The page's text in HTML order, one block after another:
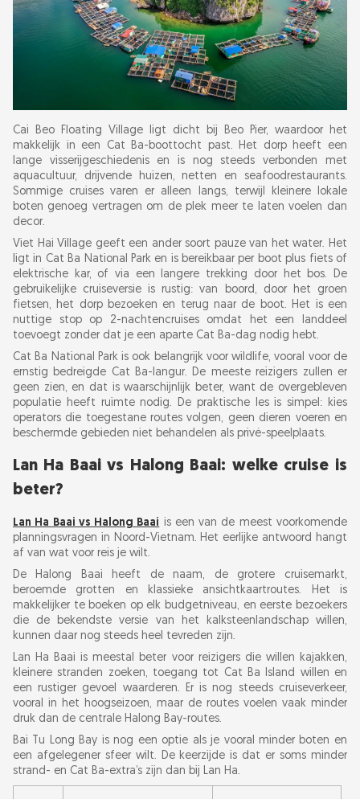
Cai Beo Floating Village ligt dicht bij Beo Pier, waardoor het
makkelijk in een Cat Ba-boottocht past. Het dorp heeft een
lange visserijgeschiedenis en is nog steeds verbonden met
aquacultuur, drijvende huizen, netten en seafoodrestaurants.
Sommige cruises varen er alleen langs, terwijl kleinere lokale
boten genoeg vertragen om de plek meer te laten voelen dan
decor.
Viet Hai Village geeft een ander soort pauze van het water. Het
ligt in Cat Ba National Park en is bereikbaar per boot plus fiets of
elektrische kar, of via een langere trekking door het bos. De
gebruikelijke cruiseversie is rustig: van boord, door het groen
fietsen, het dorp bezoeken en terug naar de boot. Het is een
nuttige stop op 2-nachtencruises omdat het een landdeel
toevoegt zonder dat je een aparte Cat Ba-dag nodig hebt.
Cat Ba National Park is ook belangrijk voor wildlife, vooral voor de
ernstig bedreigde Cat Ba-langur. De meeste reizigers zullen er
geen zien, en dat is waarschijnlijk beter, want de overgebleven
populatie heeft ruimte nodig. De praktische les is simpel: kies
operators die toegestane routes volgen, geen dieren voeren en
beschermde gebieden niet behandelen als privé-speelplaats.
Lan Ha Baai vs Halong Baai: welke cruise is
beter?
Lan Ha Baai vs Halong Baai is een van de meest voorkomende
planningsvragen in Noord-Vietnam. Het eerlijke antwoord hangt
af van wat voor reis je wilt.
De Halong Baai heeft de naam, de grotere cruisemarkt,
beroemde grotten en klassieke ansichtkaartroutes. Het is
makkelijker te boeken op elk budgetniveau, en eerste bezoekers
die de bekendste versie van het kalksteenlandschap willen,
kunnen daar nog steeds heel tevreden zijn.
Lan Ha Baai is meestal beter voor reizigers die willen kajakken,
kleinere stranden zoeken, toegang tot Cat Ba Island willen en
een rustiger gevoel waarderen. Er is nog steeds cruiseverkeer,
vooral in het hoogseizoen, maar de routes voelen vaak minder
druk dan de centrale Halong Bay-routes.
Bai Tu Long Bay is nog een optie als je vooral minder boten en
een afgelegener sfeer wilt. De keerzijde is dat er soms minder
strand- en Cat Ba-extra’s zijn dan bij Lan Ha.